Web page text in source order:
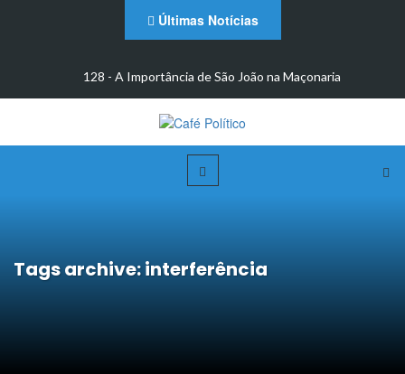
Últimas Notícias
128 - A Importância de São João na Maçonaria
Tags archive: interferência